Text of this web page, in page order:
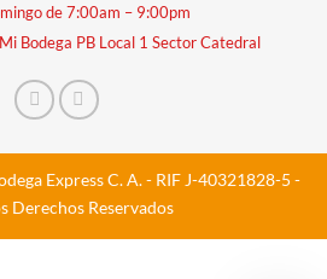
de 7:00am – 9:00pm
Bodega PB Local 1 Sector Catedral
Express C. A. - RIF J-40321828-5 -
Derechos Reservados